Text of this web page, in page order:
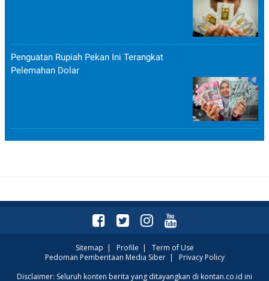
Penguatan Rupiah Pekan Ini Terangkat
Pelemahan Dolar
Sitemap | Profile | Term of Use
Pedoman Pemberitaan Media Siber| Privacy Policy
Disclaimer: Seluruh konten berita yang ditayangkan di kontan.co.id ini